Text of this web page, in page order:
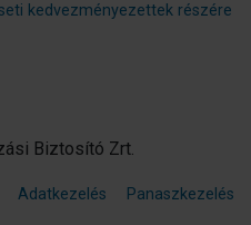
kedvezményezettek részére
Biztosító Zrt.
Adatkezelés Panaszkezelés